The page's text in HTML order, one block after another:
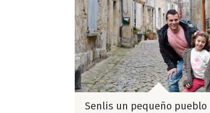
Senlis un pequeño pueblo